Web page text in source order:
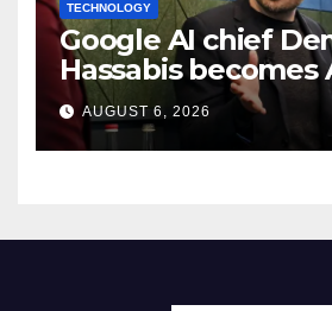
TECHNOLOGY
Google AI chief
Hassabis
chief scientist in
shakeup
AUGUST 6, 2026